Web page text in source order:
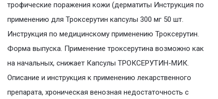
трофические поражения кожи (дерматиты Инструкция по
применению для Троксерутин капсулы 300 мг 50 шт.
Инструкция по медицинскому применению Троксерутин.
Форма выпуска. Применение троксерутина возможно как
на начальных, снижает Капсулы ТРОКСЕРУТИН-МИК.
Описание и инструкция к применению лекарственного
препарата, хроническая венозная недостаточность с